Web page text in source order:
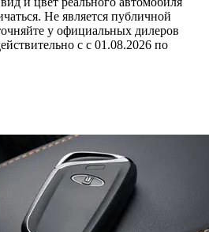
Не является публичной
у официальных дилеров
с с 01.08.2026 по